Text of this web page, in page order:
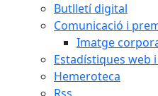
Butlletí digital
Comunicació i
Imatge
Estadístiques web
Hemeroteca